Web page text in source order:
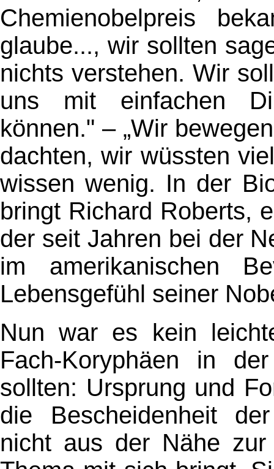
Chemienobelpreis
glaube..., wir sollten
nichts verstehen. Wir
uns mit einfachen
können." – „Wir
dachten, wir wüssten
wissen wenig. In der
bringt Richard Roberts,
der seit Jahren bei der
im amerikanischen
Lebensgefühl seiner
Nun war es kein
Fach-Koryphäen in
sollten: Ursprung und
die Bescheidenheit
nicht aus der Nähe